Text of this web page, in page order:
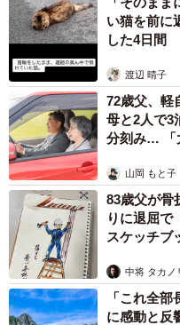
エピソードを思い出した
ー作中で「後から思い出
ないか」という葛藤が描
もそのように感じていら
僕もそう感じています。
を反射で言える人を何人
は即座にものを言える人
ーてぃーえーさんご自身
「あの時こう言えばよか
すか？
まい
（